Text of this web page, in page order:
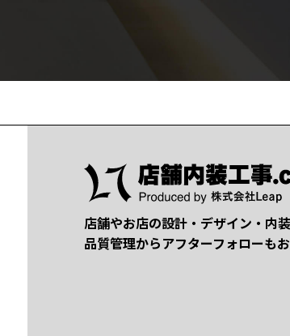
店舗やお店の設計・デザイン・内
品質管理からアフターフォローも